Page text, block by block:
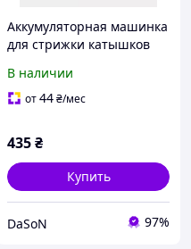
Аккумуляторная машинка
для стрижки катышков
В наличии
от44₴/мес
435₴
Купить
DaSoN 97%